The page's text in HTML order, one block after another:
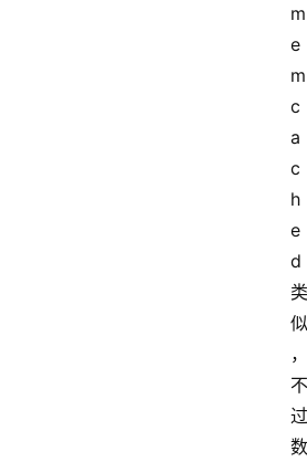
m
e
m
c
a
c
h
e
d
类
似
，
不
过
数